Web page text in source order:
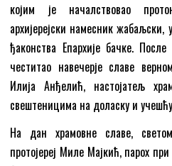
којим је началствовао
архијерејски намесник
ђаконства Епархије бачке.
честитао навечерје славе
Илија Анђелић, настојатељ
свештеницима на доласку и
На дан храмовне славе,
протојереј Миле Мајкић, парох